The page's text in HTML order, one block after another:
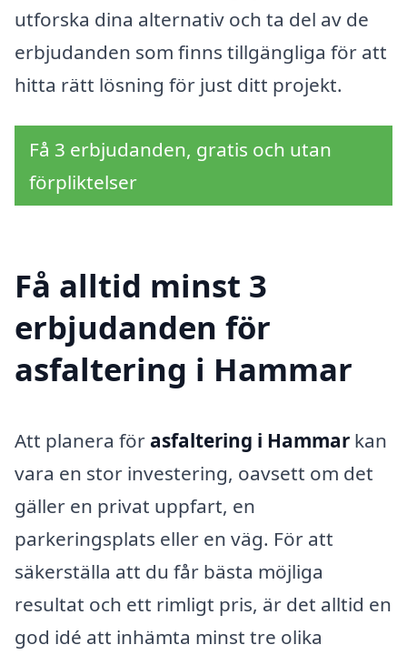
utforska dina alternativ och ta del av de
erbjudanden som finns tillgängliga för att
hitta rätt lösning för just ditt projekt.
Få 3 erbjudanden, gratis och utan
förpliktelser
Få alltid minst 3
erbjudanden för
asfaltering i Hammar
Att planera för asfaltering i Hammar kan
vara en stor investering, oavsett om det
gäller en privat uppfart, en
parkeringsplats eller en väg. För att
säkerställa att du får bästa möjliga
resultat och ett rimligt pris, är det alltid en
god idé att inhämta minst tre olika